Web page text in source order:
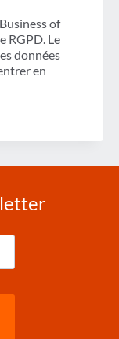
of
RGPD. Le
données
en